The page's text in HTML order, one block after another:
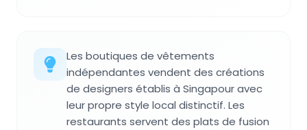
Les boutiques de vêtements
indépendantes vendent des créations
de designers établis à Singapour avec
leur propre style local distinctif. Les
restaurants servent des plats de fusion